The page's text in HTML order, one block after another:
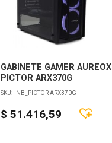
GABINETE GAMER AUREOX
PICTOR ARX370G
SKU: NB_PICTOR ARX370G
$ 51.416,59